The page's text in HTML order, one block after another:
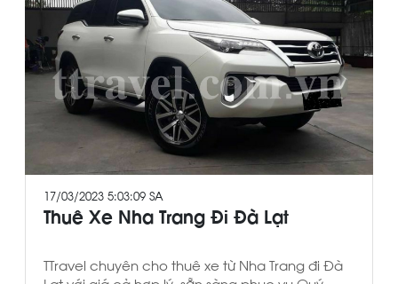
17/03/2023 5:03:09 SA
Thuê Xe Nha Trang Đi Đà Lạt
TTravel chuyên cho thuê xe từ Nha Trang đi Đà